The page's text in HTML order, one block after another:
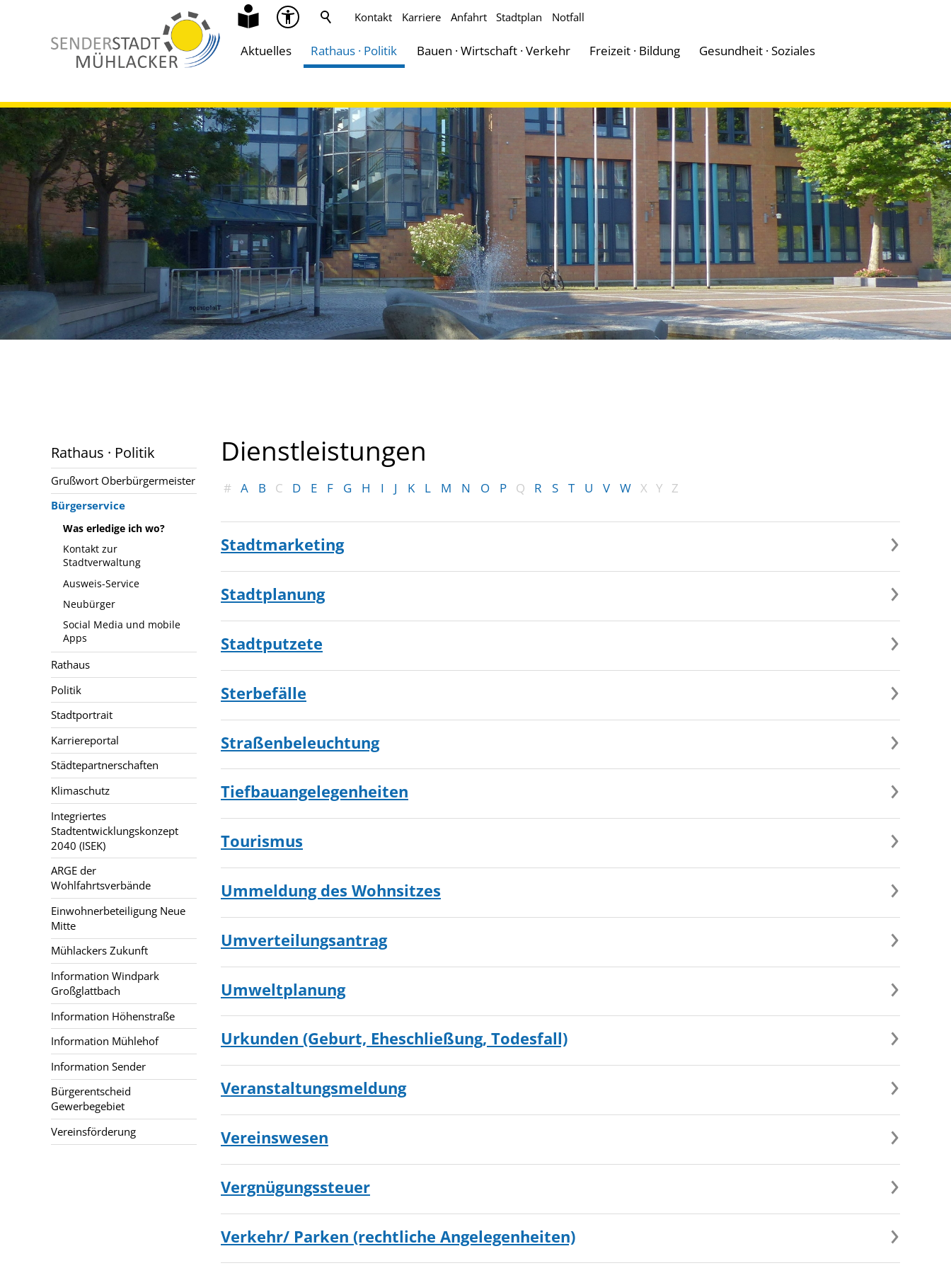
Kontakt Karriere Anfahrt Stadtplan Notfall
Aktuelles Rathaus · Politik Bauen · Wirtschaft · Verkehr Freizeit · Bildung Gesundheit · Soziales
Rathaus · Politik
Grußwort Oberbürgermeister
Bürgerservice
Was erledige ich wo?
Kontakt zur
Stadtverwaltung
Ausweis-Service
Neubürger
Social Media und mobile
Apps
Rathaus
Politik
Stadtportrait
Karriereportal
Städtepartnerschaften
Klimaschutz
Integriertes
Stadtentwicklungskonzept
2040 (ISEK)
ARGE der
Wohlfahrtsverbände
Einwohnerbeteiligung Neue
Mitte
Mühlackers Zukunft
Information Windpark
Großglattbach
Information Höhenstraße
Information Mühlehof
Information Sender
Bürgerentscheid
Gewerbegebiet
Vereinsförderung
Dienstleistungen
# A B C D E F G H I J K L M N O P Q R S T U V W X Y Z
Stadtmarketing
Stadtplanung
Stadtputzete
Sterbefälle
Straßenbeleuchtung
Tiefbauangelegenheiten
Tourismus
Ummeldung des Wohnsitzes
Umverteilungsantrag
Umweltplanung
Urkunden (Geburt, Eheschließung, Todesfall)
Veranstaltungsmeldung
Vereinswesen
Vergnügungssteuer
Verkehr/ Parken (rechtliche Angelegenheiten)